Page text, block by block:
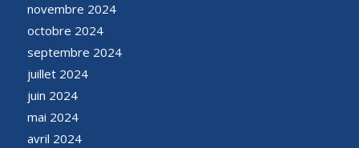
novembre 2024
octobre 2024
septembre 2024
juillet 2024
juin 2024
mai 2024
avril 2024